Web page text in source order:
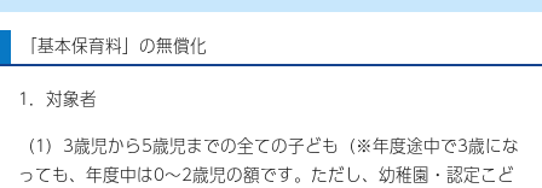
「基本保育料」の無償化
1．対象者
（1）3歳児から5歳児までの全ての子ども（※年度途中で3歳にな
っても、年度中は0～2歳児の額です。ただし、幼稚園・認定こど